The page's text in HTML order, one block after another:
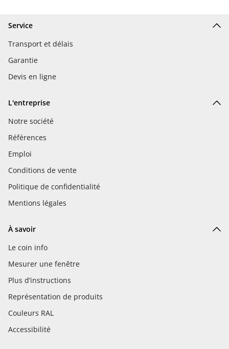
Service
Transport et délais
Garantie
Devis en ligne
L'entreprise
Notre société
Références
Emploi
Conditions de vente
Politique de confidentialité
Mentions légales
À savoir
Le coin info
Mesurer une fenêtre
Plus d’instructions
Représentation de produits
Couleurs RAL
Accessibilité